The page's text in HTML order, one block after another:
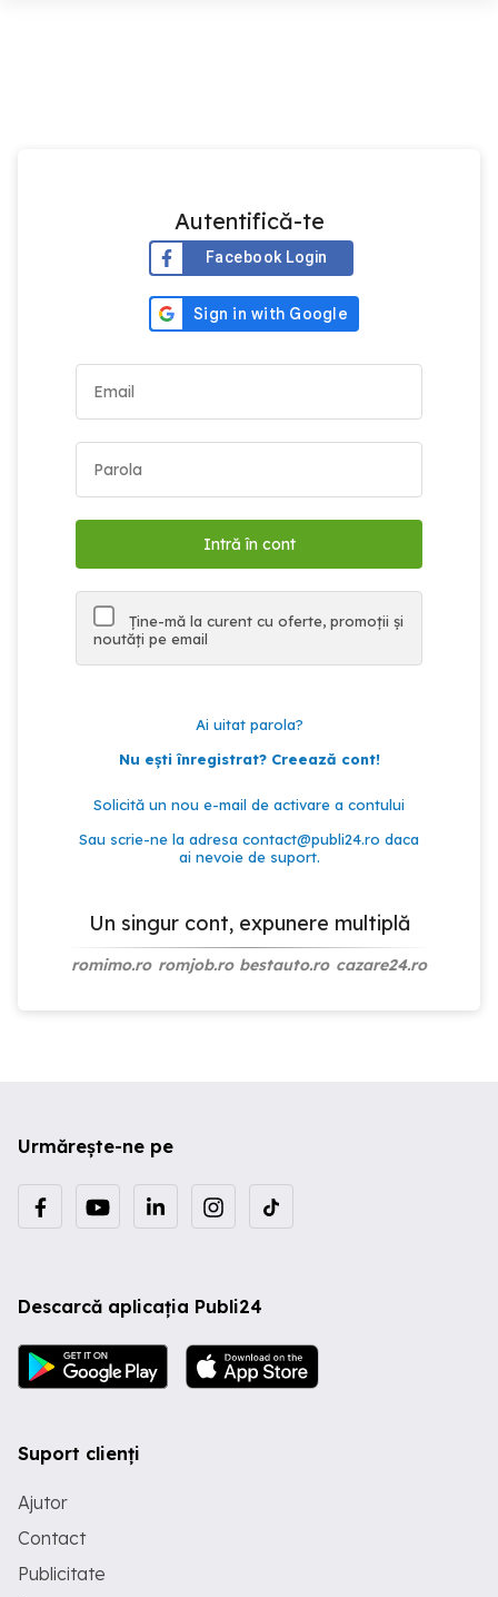
Autentifică-te
Facebook Login
Ține-mă la curent cu oferte, promoții și
noutăți pe email
Ai uitat parola?
Nu ești înregistrat? Creează cont!
Solicită un nou e-mail de activare a contului
Sau scrie-ne la adresa contact@publi24.ro daca
ai nevoie de suport.
Un singur cont, expunere multiplă
romimo.ro romjob.ro bestauto.ro cazare24.ro
Urmărește-ne pe
Descarcă aplicația Publi24
Suport clienți
Ajutor
Contact
Publicitate